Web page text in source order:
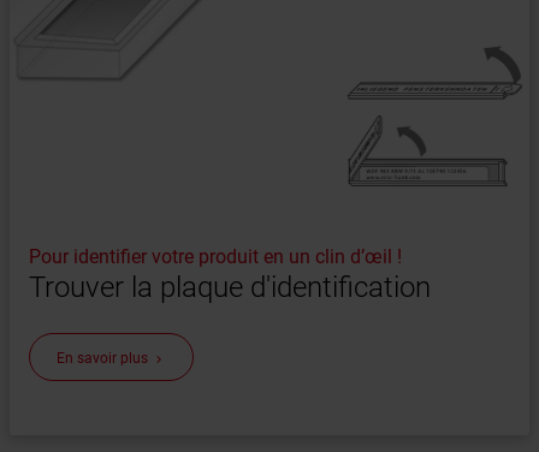
Pour identifier votre produit en un clin d’œil !
Trouver la plaque d'identification
En savoir plus keyboard_arrow_right